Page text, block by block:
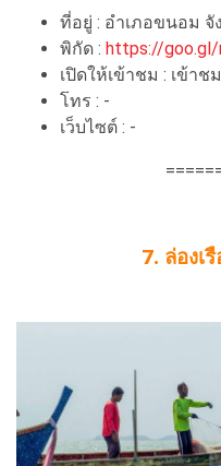
ที่อยู่ : อำเภอขนอม
พิกัด : https://goo.gl/
เปิดให้เข้าชม : เข้า
โทร : -
เว็บไซต์ : -
7. ล่องเ